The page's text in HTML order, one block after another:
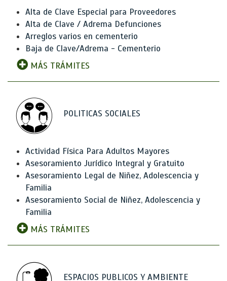
Alta de Clave Especial para Proveedores
Alta de Clave / Adrema Defunciones
Arreglos varios en cementerio
Baja de Clave/Adrema - Cementerio
MÁS TRÁMITES
POLITICAS SOCIALES
Actividad Física Para Adultos Mayores
Asesoramiento Jurídico Integral y Gratuito
Asesoramiento Legal de Niñez, Adolescencia y
Familia
Asesoramiento Social de Niñez, Adolescencia y
Familia
MÁS TRÁMITES
ESPACIOS PUBLICOS Y AMBIENTE